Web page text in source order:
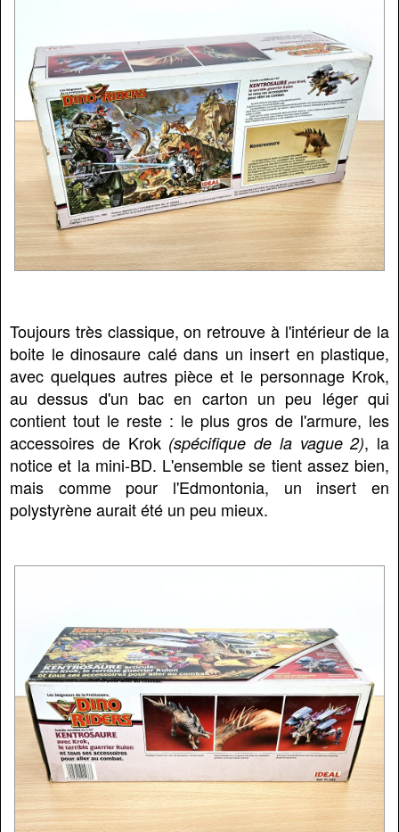
Toujours très classique, on retrouve à l'intérieur de la
boite le dinosaure calé dans un insert en plastique,
avec quelques autres pièce et le personnage Krok,
au dessus d'un bac en carton un peu léger qui
contient tout le reste : le plus gros de l'armure, les
accessoires de Krok (spécifique de la vague 2), la
notice et la mini-BD. L'ensemble se tient assez bien,
mais comme pour l'Edmontonia, un insert en
polystyrène aurait été un peu mieux.